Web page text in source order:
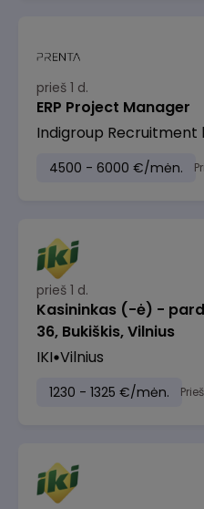
prieš 1 d.
ERP Project Manager
Indigroup Recruitment
4500 - 6000 €/mėn.
prieš 1 d.
Kasininkas (-ė) -
36, Bukiškis, Vilnius
IKI Vilnius
1230 - 1325 €/mėn.